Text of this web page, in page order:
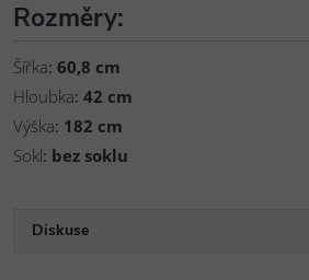
Rozměry:
Šířka: 60,8 cm
Hloubka: 42 cm
Výška: 182 cm
Sokl: bez soklu
Diskuse